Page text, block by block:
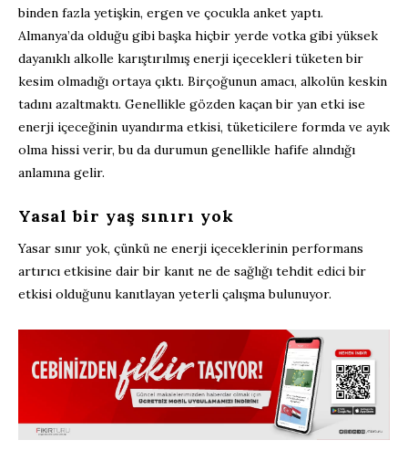
binden fazla yetişkin, ergen ve çocukla anket yaptı.
Almanya’da olduğu gibi başka hiçbir yerde votka gibi yüksek
dayanıklı alkolle karıştırılmış enerji içecekleri tüketen bir
kesim olmadığı ortaya çıktı. Birçoğunun amacı, alkolün keskin
tadını azaltmaktı. Genellikle gözden kaçan bir yan etki ise
enerji içeceğinin uyandırma etkisi, tüketicilere formda ve ayık
olma hissi verir, bu da durumun genellikle hafife alındığı
anlamına gelir.
Yasal bir yaş sınırı yok
Yasar sınır yok, çünkü ne enerji içeceklerinin performans
artırıcı etkisine dair bir kanıt ne de sağlığı tehdit edici bir
etkisi olduğunu kanıtlayan yeterli çalışma bulunuyor.